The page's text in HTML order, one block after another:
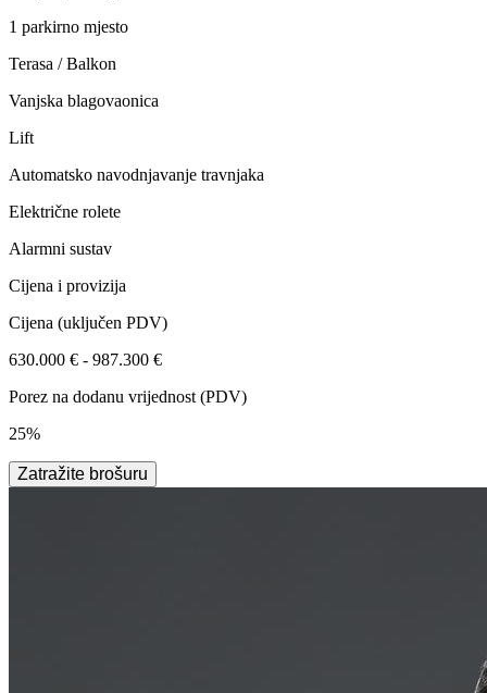
1 parkirno mjesto
Terasa / Balkon
Vanjska blagovaonica
Lift
Automatsko navodnjavanje travnjaka
Električne rolete
Alarmni sustav
Cijena i provizija
Cijena (uključen PDV)
630.000 € - 987.300 €
Porez na dodanu vrijednost (PDV)
25%
Zatražite brošuru